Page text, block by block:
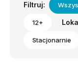
Filtruj:
12+
Stacjonarnie